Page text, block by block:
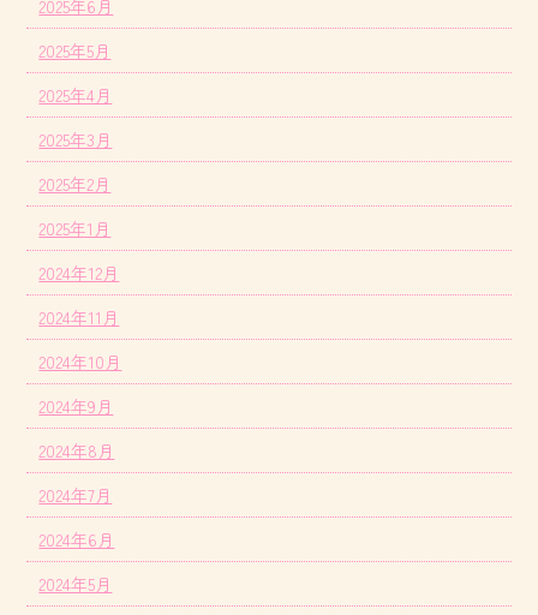
2025年6月
2025年5月
2025年4月
2025年3月
2025年2月
2025年1月
2024年12月
2024年11月
2024年10月
2024年9月
2024年8月
2024年7月
2024年6月
2024年5月